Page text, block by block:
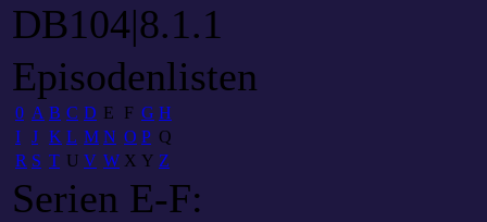
DB104|8.1.1
Episodenlisten
0 A B C D E F G H
I J K L M N O P Q
R S T U V W X Y Z
Serien E-F: